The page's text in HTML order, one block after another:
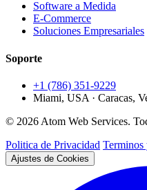
Software a Medida
E-Commerce
Soluciones Empresariales
Soporte
+1 (786) 351-9229
Miami, USA · Caracas,
© 2026 Atom Web Services.
Politica de Privacidad Terminos
Ajustes de Cookies